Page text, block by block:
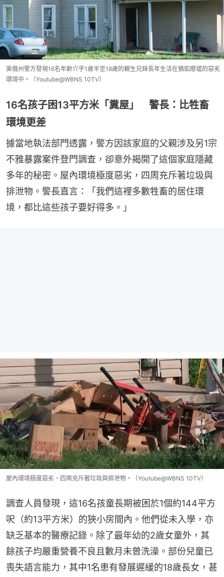
美俄州警方發現16名年齡介乎1歲半至18歲的親生兄妹長年生活在猶如廢墟的惡劣
環境中。（Youtube@WBNS 10TV）
16名孩子困13平方米「糞屋」 警長：比牲畜
環境更差
據當地執法部門透露，警方因該家庭的父親涉及另1宗
不雅暴露案件登門調查，卻意外揭開了這個家庭隱藏
多年的秘密。屋內環境極度惡劣，四周充斥著垃圾與
排泄物。警長直言：「我們這裡多數牲畜的居住環
境，都比這些孩子要好得多。」
屋內環境極度惡劣，四周充斥著垃圾與排泄物。（Youtube@WBNS 10TV）
調查人員發現，這16名孩童長期被困於1個約144平方
呎（約13平方米）的狹小房間內。他們從未入學，亦
缺乏基本的醫療記錄。除了最年幼的2歲女童外，其
餘孩子均嚴重營養不良且數月未曾洗澡。部份兒童已
喪失語言能力，其中1名患有發展遲緩的18歲長女，甚